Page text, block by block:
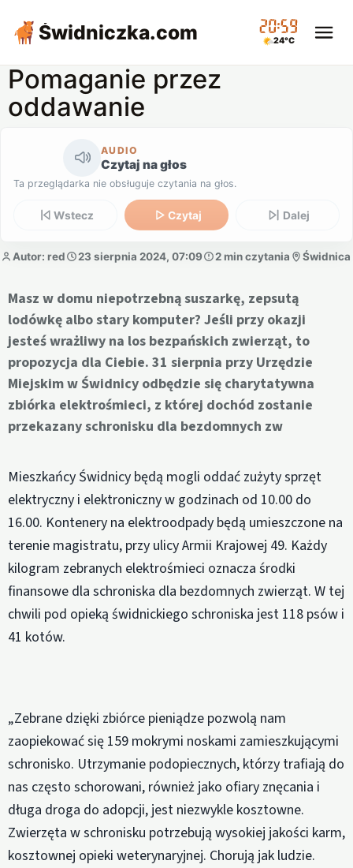
Świdniczka.com 20:59
24°C
Pomaganie przez
oddawanie
AUDIO
Czytaj na głos
Ta przeglądarka nie obsługuje czytania na głos.
Wstecz Czytaj Dalej
Autor: red 23 sierpnia 2024, 07:09 2 min czytania Świdnica
Masz w domu niepotrzebną suszarkę, zepsutą
lodówkę albo stary komputer? Jeśli przy okazji
jesteś wrażliwy na los bezpańskich zwierząt, to
propozycja dla Ciebie. 31 sierpnia przy Urzędzie
Miejskim w Świdnicy odbędzie się charytatywna
zbiórka elektrośmieci, z której dochód zostanie
przekazany schronisku dla bezdomnych zw
Mieszkańcy Świdnicy będą mogli oddać zużyty sprzęt
elektryczny i elektroniczny w godzinach od 10.00 do
16.00. Kontenery na elektroodpady będą umieszczone na
terenie magistratu, przy ulicy Armii Krajowej 49. Każdy
kilogram zebranych elektrośmieci oznacza środki
finansowe dla schroniska dla bezdomnych zwierząt. W tej
chwili pod opieką świdnickiego schroniska jest 118 psów i
41 kotów.
„Zebrane dzięki zbiórce pieniądze pozwolą nam
zaopiekować się 159 mokrymi noskami zamieszkującymi
schronisko. Utrzymanie podopiecznych, którzy trafiają do
nas często schorowani, również jako ofiary znęcania i
długa droga do adopcji, jest niezwykle kosztowne.
Zwierzęta w schronisku potrzebują wysokiej jakości karm,
kosztownej opieki weterynaryjnej. Chorują jak ludzie.